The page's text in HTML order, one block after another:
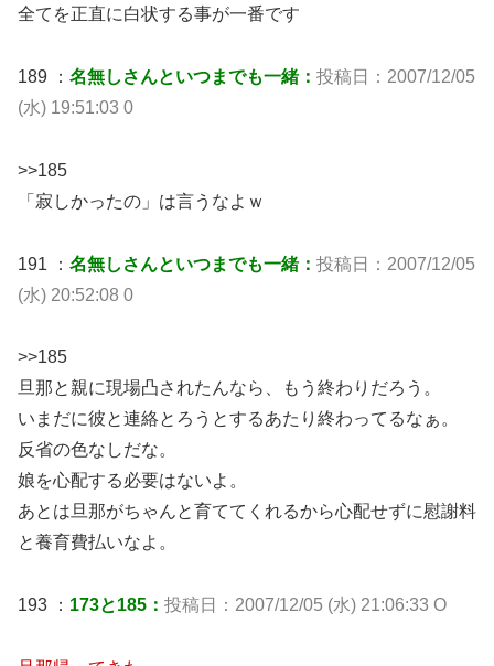
全てを正直に白状する事が一番です
189 ： 名無しさんといつまでも一緒： 投稿日：2007/12/05
(水) 19:51:03 0
>>185
「寂しかったの」は言うなよｗ
191 ： 名無しさんといつまでも一緒： 投稿日：2007/12/05
(水) 20:52:08 0
>>185
旦那と親に現場凸されたんなら、もう終わりだろう。
いまだに彼と連絡とろうとするあたり終わってるなぁ。
反省の色なしだな。
娘を心配する必要はないよ。
あとは旦那がちゃんと育ててくれるから心配せずに慰謝料
と養育費払いなよ。
193 ： 173と185： 投稿日：2007/12/05 (水) 21:06:33 O